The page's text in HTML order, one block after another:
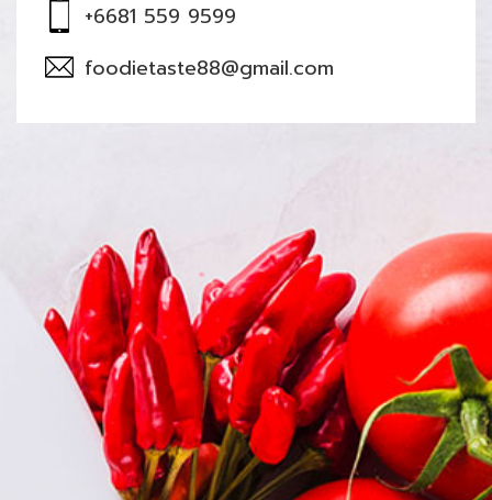
+6681 559 9599
foodietaste88@gmail.com